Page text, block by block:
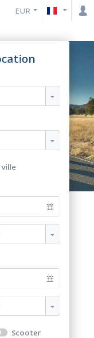
EUR
Scooter